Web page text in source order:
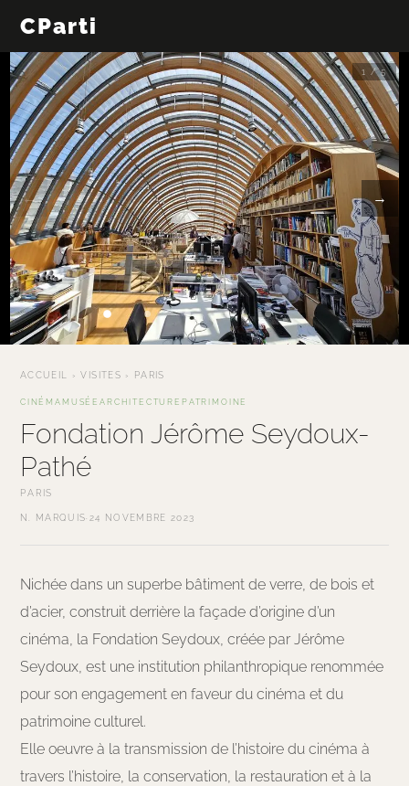
CParti
← →
1 / 5
ACCUEIL ›VISITES › PARIS
CINÉMAMUSÉEARCHITECTURE PATRIMOINE
Fondation Jérôme Seydoux-
Pathé
PARIS
N. MARQUIS· 24 NOVEMBRE 2023
Nichée dans un superbe bâtiment de verre, de bois et
d’acier, construit derrière la façade d’origine d’un
cinéma, la Fondation Seydoux, créée par Jérôme
Seydoux, est une institution philanthropique renommée
pour son engagement en faveur du cinéma et du
patrimoine culturel.
Elle oeuvre à la transmission de l’histoire du cinéma à
travers l’histoire, la conservation, la restauration et à la